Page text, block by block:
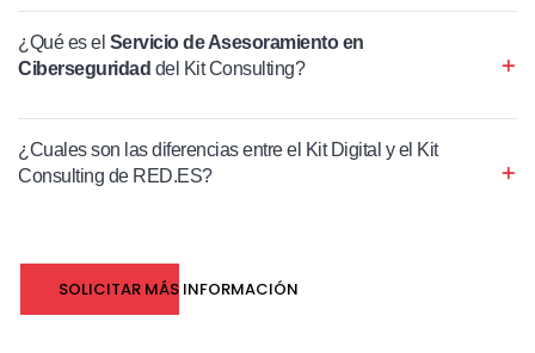
¿Qué es el Servicio de Asesoramiento en
Ciberseguridad del Kit Consulting?
¿Cuales son las diferencias entre el Kit Digital y el Kit
Consulting de RED.ES?
SOLICITAR MÁS INFORMACIÓN